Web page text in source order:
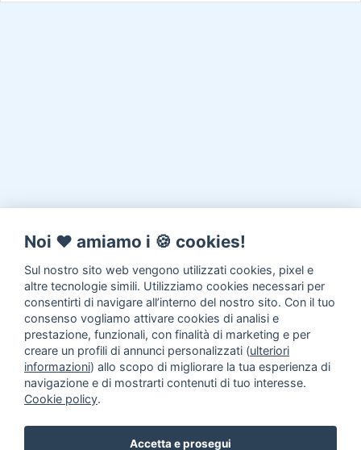
Noi ♥️ amiamo i 🍪 cookies!
Sul nostro sito web vengono utilizzati cookies, pixel e
altre tecnologie simili. Utilizziamo cookies necessari per
consentirti di navigare all’interno del nostro sito. Con il tuo
consenso vogliamo attivare cookies di analisi e
prestazione, funzionali, con finalità di marketing e per
creare un profili di annunci personalizzati (ulteriori
informazioni) allo scopo di migliorare la tua esperienza di
navigazione e di mostrarti contenuti di tuo interesse.
Cookie policy.
Accetta e prosegui